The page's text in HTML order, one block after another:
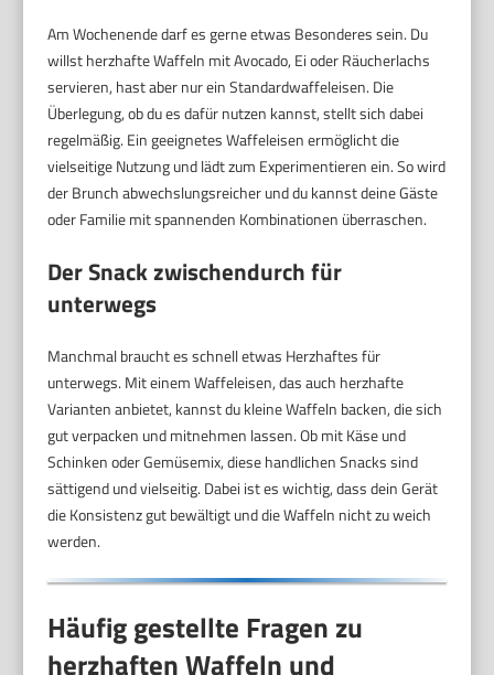
Am Wochenende darf es gerne etwas Besonderes sein. Du
willst herzhafte Waffeln mit Avocado, Ei oder Räucherlachs
servieren, hast aber nur ein Standardwaffeleisen. Die
Überlegung, ob du es dafür nutzen kannst, stellt sich dabei
regelmäßig. Ein geeignetes Waffeleisen ermöglicht die
vielseitige Nutzung und lädt zum Experimentieren ein. So wird
der Brunch abwechslungsreicher und du kannst deine Gäste
oder Familie mit spannenden Kombinationen überraschen.
Der Snack zwischendurch für
unterwegs
Manchmal braucht es schnell etwas Herzhaftes für
unterwegs. Mit einem Waffeleisen, das auch herzhafte
Varianten anbietet, kannst du kleine Waffeln backen, die sich
gut verpacken und mitnehmen lassen. Ob mit Käse und
Schinken oder Gemüsemix, diese handlichen Snacks sind
sättigend und vielseitig. Dabei ist es wichtig, dass dein Gerät
die Konsistenz gut bewältigt und die Waffeln nicht zu weich
werden.
Häufig gestellte Fragen zu
herzhaften Waffeln und